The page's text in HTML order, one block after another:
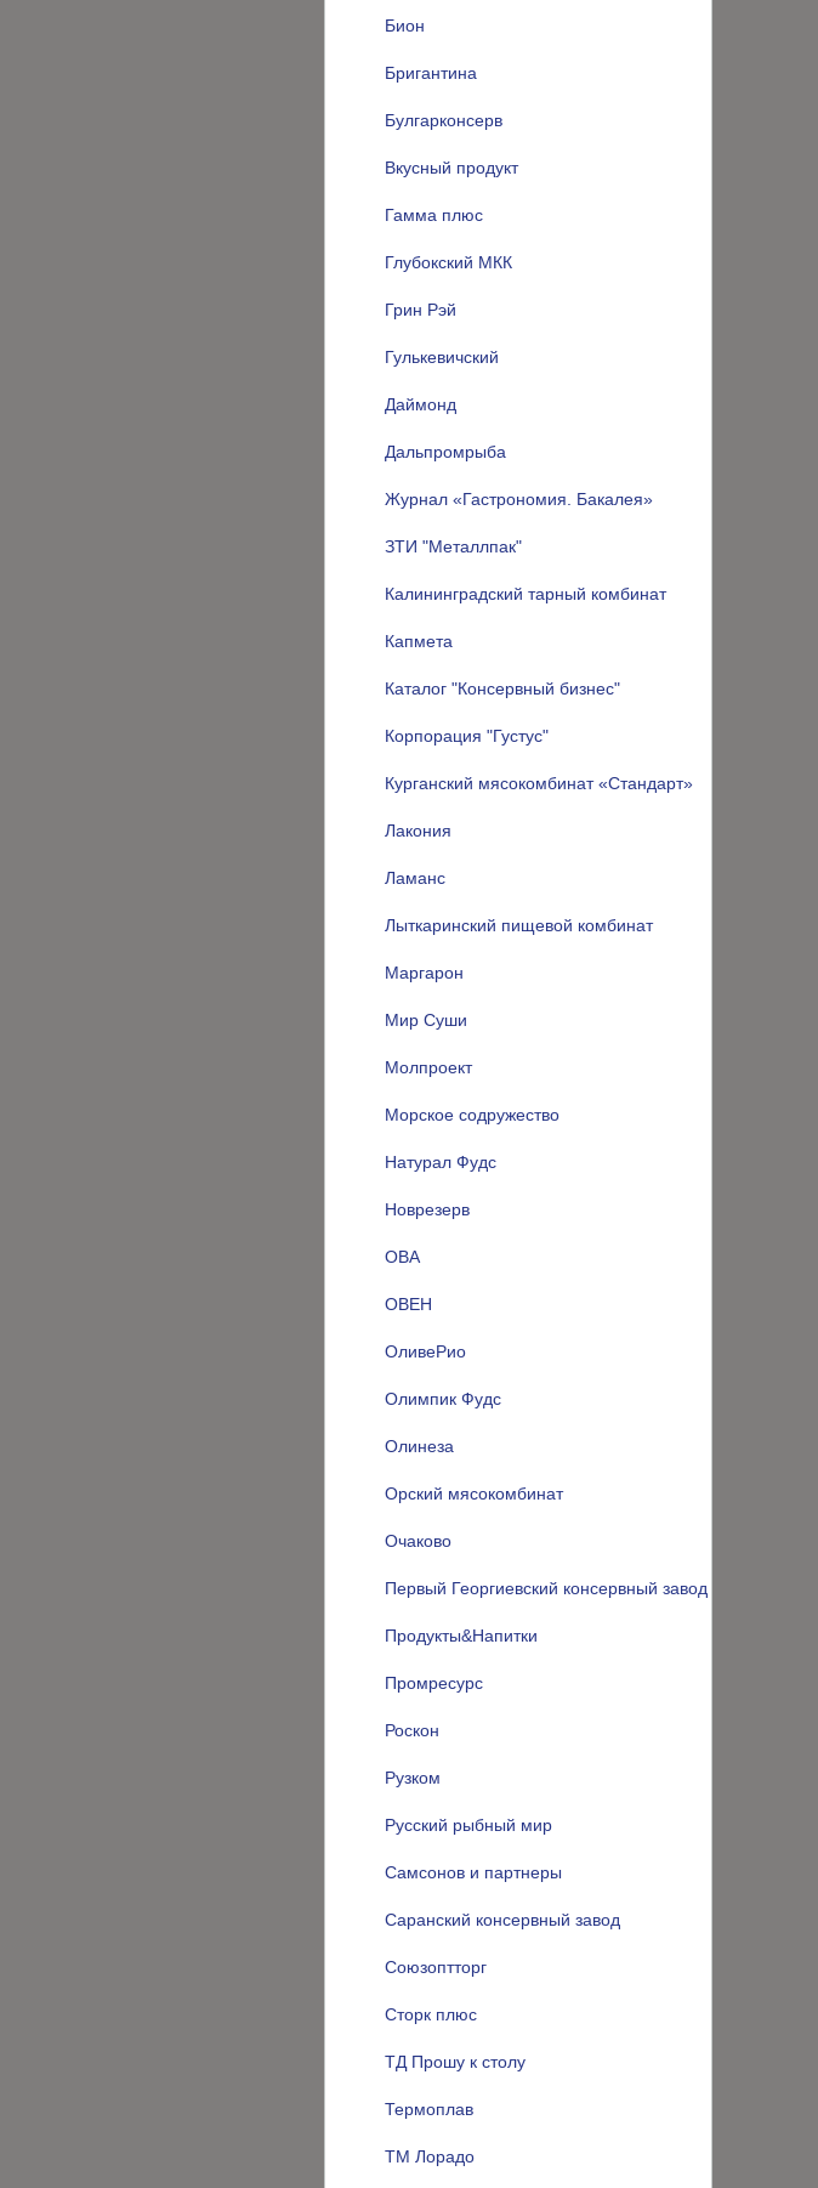
Бион
Бригантина
Булгарконсерв
Вкусный продукт
Гамма плюс
Глубокский МКК
Грин Рэй
Гулькевичский
Даймонд
Дальпромрыба
Журнал «Гастрономия. Бакалея»
ЗТИ "Металлпак"
Калининградский тарный комбинат
Капмета
Каталог "Консервный бизнес"
Корпорация "Густус"
Курганский мясокомбинат «Стандарт»
Лакония
Ламанс
Лыткаринский пищевой комбинат
Маргарон
Мир Суши
Молпроект
Морское содружество
Натурал Фудс
Новрезерв
ОВА
ОВЕН
ОливеРио
Олимпик Фудс
Олинеза
Орский мясокомбинат
Очаково
Первый Георгиевский консервный завод
Продукты&Напитки
Промресурс
Роскон
Рузком
Русский рыбный мир
Самсонов и партнеры
Саранский консервный завод
Союзоптторг
Сторк плюс
ТД Прошу к столу
Термоплав
ТМ Лорадо